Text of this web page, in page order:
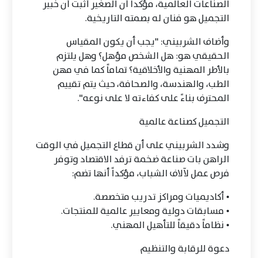
الصناعات العالمية، مؤكداً أن الصغير أثبت أن خبير
التجميل هو فنان له بصمته التاريخية.
وأضاف الشربيني: "يجب أن يكون المقياس
الحقيقي هو: هل الشخص مؤهل؟ وهل يلتزم
بالأطر المهنية والأخلاقية؟ تماماً كما في مهن
الطب، والهندسة، والصحافة، حيث يتم تقييم
المحترف بناءً على كفاءته لا على نوعه".
التجميل كصناعة عالمية
وشدد الشربيني على أن قطاع التجميل في الوقت
الراهن بات صناعة ضخمة ترفد الاقتصاد وتوفر
فرص عمل لآلاف الشباب، مؤكداً أنها تضم:
• أكاديميات ومراكز تدريب متخصصة.
• مسابقات دولية ومعايير عالمية للمنتجات.
• نظاماً دقيقاً للتأهيل المهني.
دعوة للرقابة والتنظيم